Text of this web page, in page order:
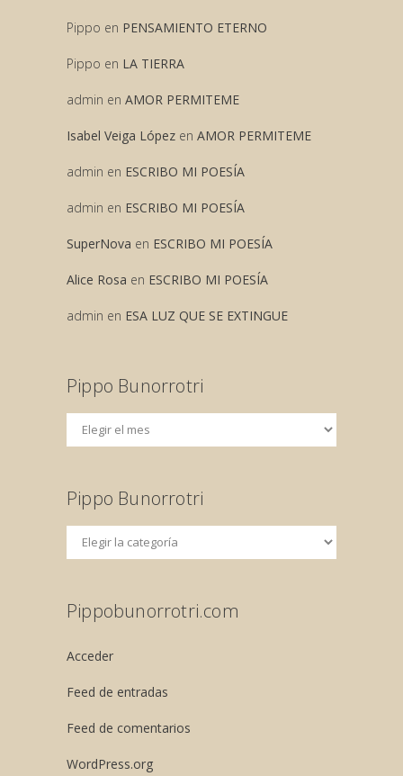
Pippo en PENSAMIENTO ETERNO
Pippo en LA TIERRA
admin en AMOR PERMITEME
Isabel Veiga López en AMOR PERMITEME
admin en ESCRIBO MI POESÍA
admin en ESCRIBO MI POESÍA
SuperNova en ESCRIBO MI POESÍA
Alice Rosa en ESCRIBO MI POESÍA
admin en ESA LUZ QUE SE EXTINGUE
Pippo Bunorrotri
Pippo Bunorrotri
Pippobunorrotri.com
Acceder
Feed de entradas
Feed de comentarios
WordPress.org